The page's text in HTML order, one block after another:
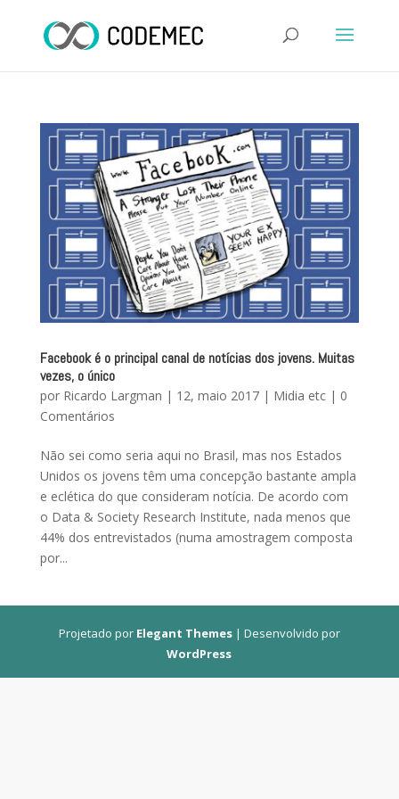
Facebook é o principal canal de notícias dos jovens. Muitas
vezes, o único
por Ricardo Largman | 12, maio 2017| Midia etc| 0
Comentários
Não sei como seria aqui no Brasil, mas nos Estados
Unidos os jovens têm uma concepção bastante ampla
e eclética do que consideram notícia. De acordo com
o Data & Society Research Institute, nada menos que
44% dos entrevistados (numa amostragem composta
por...
Projetado por Elegant Themes| Desenvolvido por
WordPress